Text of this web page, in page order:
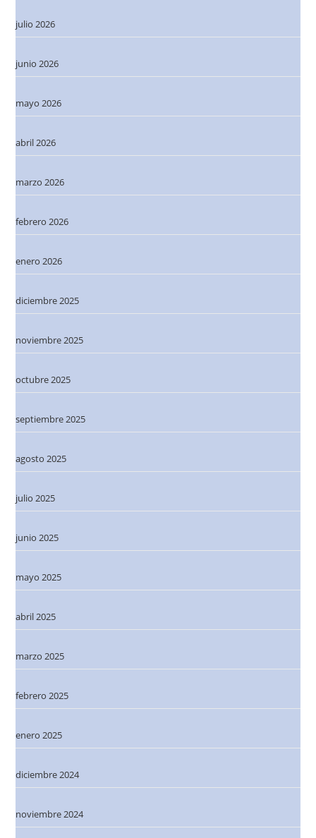
julio 2026
junio 2026
mayo 2026
abril 2026
marzo 2026
febrero 2026
enero 2026
diciembre 2025
noviembre 2025
octubre 2025
septiembre 2025
agosto 2025
julio 2025
junio 2025
mayo 2025
abril 2025
marzo 2025
febrero 2025
enero 2025
diciembre 2024
noviembre 2024